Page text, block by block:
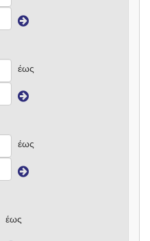
έως
έως
έως